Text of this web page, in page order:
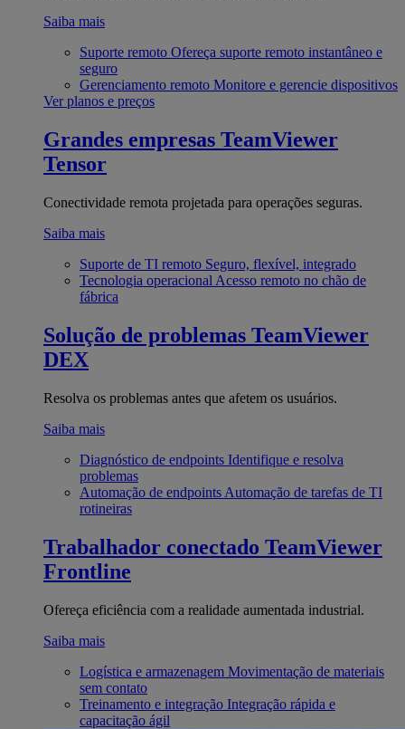
Saiba mais
Suporte remoto Ofereça suporte remoto instantâneo e
seguro
Gerenciamento remoto Monitore e gerencie dispositivos
Ver planos e preços
Grandes empresas TeamViewer
Tensor
Conectividade remota projetada para operações seguras.
Saiba mais
Suporte de TI remoto Seguro, flexível, integrado
Tecnologia operacional Acesso remoto no chão de
fábrica
Solução de problemas TeamViewer
DEX
Resolva os problemas antes que afetem os usuários.
Saiba mais
Diagnóstico de endpoints Identifique e resolva
problemas
Automação de endpoints Automação de tarefas de TI
rotineiras
Trabalhador conectado TeamViewer
Frontline
Ofereça eficiência com a realidade aumentada industrial.
Saiba mais
Logística e armazenagem Movimentação de materiais
sem contato
Treinamento e integração Integração rápida e
capacitação ágil